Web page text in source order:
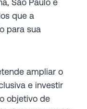
São Paulo e
que a
para sua
ampliar o
e investir
objetivo de